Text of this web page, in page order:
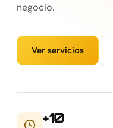
negocio.
Ver servicios
+10